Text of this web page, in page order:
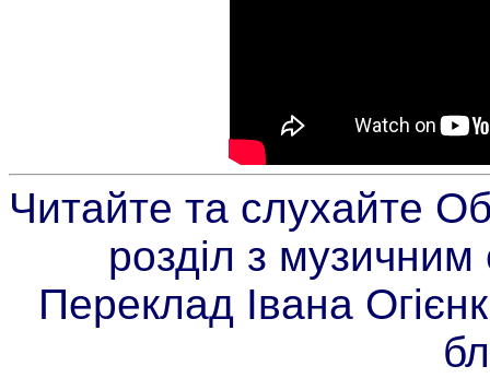
Читайте та слухайте
розділ з
Переклад Івана